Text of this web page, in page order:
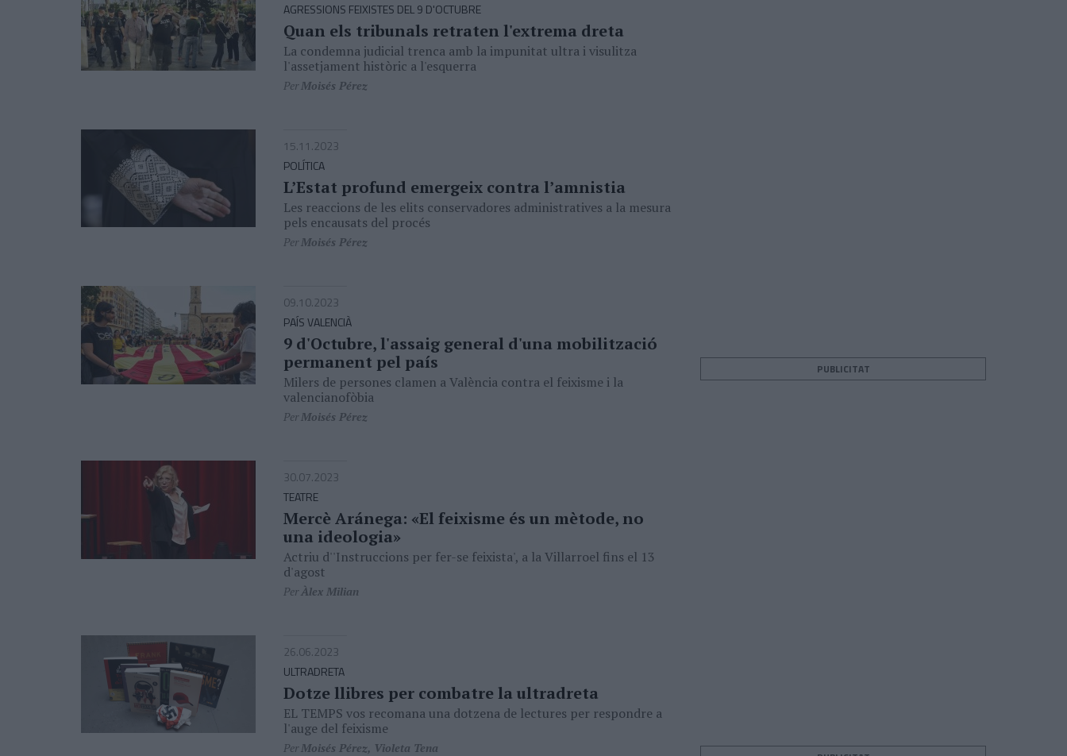
AGRESSIONS FEIXISTES DEL 9 D'OCTUBRE
Quan els tribunals retraten l'extrema dreta
La condemna judicial trenca amb la impunitat ultra i visulitza
l'assetjament històric a l'esquerra
PerMoisés Pérez
15.11.2023
POLÍTICA
L’Estat profund emergeix contra l’amnistia
Les reaccions de les elits conservadores administratives a la mesura
pels encausats del procés
PerMoisés Pérez
09.10.2023
PAÍS VALENCIÀ
9 d'Octubre, l'assaig general d'una mobilització
permanent pel país
Milers de persones clamen a València contra el feixisme i la
valencianofòbia
PerMoisés Pérez
30.07.2023
TEATRE
Mercè Aránega: «El feixisme és un mètode, no
una ideologia»
Actriu d''Instruccions per fer-se feixista', a la Villarroel fins el 13
d'agost
PerÀlex Milian
26.06.2023
ULTRADRETA
Dotze llibres per combatre la ultradreta
EL TEMPS vos recomana una dotzena de lectures per respondre a
l'auge del feixisme
PerMoisés Pérez, Violeta Tena
PUBLICITAT